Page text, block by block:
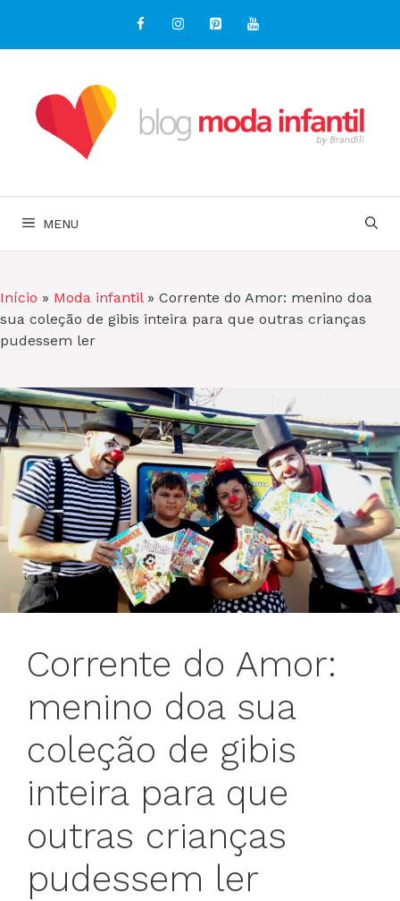
o
MENU
Início » Moda infantil» Corrente do Amor: menino doa
sua coleção de gibis inteira para que outras crianças
pudessem ler
Corrente do Amor:
menino doa sua
coleção de gibis
inteira para que
outras crianças
pudessem ler